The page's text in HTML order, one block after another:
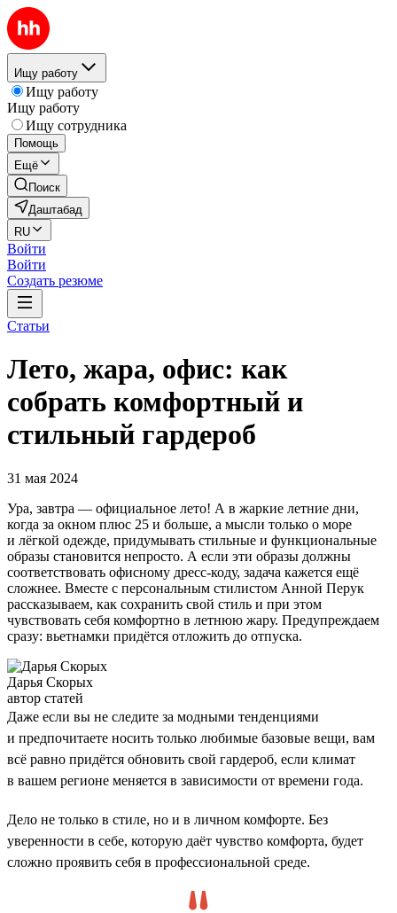
Ищу работу
Ищу работу
Ищу работу
Ищу сотрудника
Помощь
Ещё
Поиск
Даштабад
RU
Войти
Войти
Создать резюме
Статьи
Лето, жара, офис: как
собрать комфортный и
стильный гардероб
31 мая 2024
Ура, завтра — официальное лето! А в жаркие летние дни,
когда за окном плюс 25 и больше, а мысли только о море
и лёгкой одежде, придумывать стильные и функциональные
образы становится непросто. А если эти образы должны
соответствовать офисному дресс-коду, задача кажется ещё
сложнее. Вместе с персональным стилистом Анной Перук
рассказываем, как сохранить свой стиль и при этом
чувствовать себя комфортно в летнюю жару. Предупреждаем
сразу: вьетнамки придётся отложить до отпуска.
Дарья Скорых
автор статей
Даже если вы не следите за модными тенденциями
и предпочитаете носить только любимые базовые вещи, вам
всё равно придётся обновить свой гардероб, если климат
в вашем регионе меняется в зависимости от времени года.
Дело не только в стиле, но и в личном комфорте. Без
уверенности в себе, которую даёт чувство комфорта, будет
сложно проявить себя в профессиональной среде.